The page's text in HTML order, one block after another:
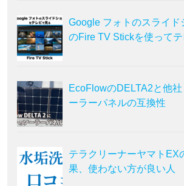
Google フォトのスライド
のFire TV Stickを使って
EcoFlowのDELTA2と他
ーラーパネルの互換性
テラクリーナーヤマトEX
果、使わない方が良い人